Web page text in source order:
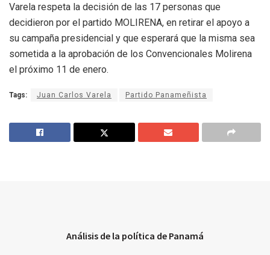
Varela respeta la decisión de las 17 personas que
decidieron por el partido MOLIRENA, en retirar el apoyo a
su campaña presidencial y que esperará que la misma sea
sometida a la aprobación de los Convencionales Molirena
el próximo 11 de enero.
Tags: Juan Carlos Varela Partido Panameñista
Análisis de la política de Panamá